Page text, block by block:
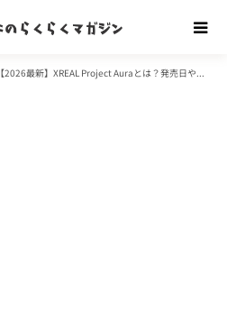
【2026最新】XREAL Project Auraとは？発売日や価格、Apple Vision Proとの違い